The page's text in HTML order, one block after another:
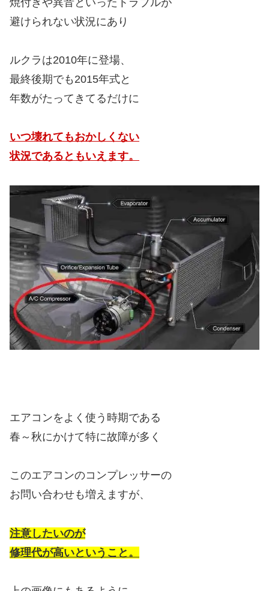
避けられない状況にあり
ルクラは2010年に登場、
最終後期でも2015年式と
年数がたってきてるだけに
いつ壊れてもおかしくない
状況であるともいえます。
エアコンをよく使う時期である
春～秋にかけて特に故障が多く
このエアコンのコンプレッサーの
お問い合わせも増えますが、
注意したいのが
修理代が高いということ。